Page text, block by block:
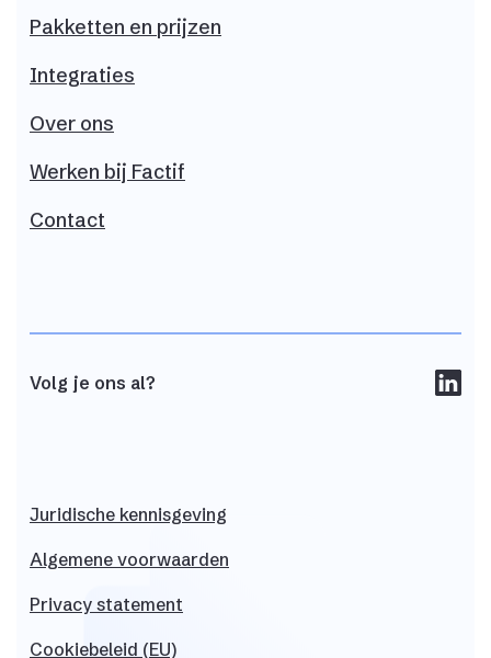
Pakketten en prijzen
Integraties
Over ons
Werken bij Factif
Contact
Juridische kennisgeving
Algemene voorwaarden
Privacy statement
Cookiebeleid (EU)
Volg je ons al?